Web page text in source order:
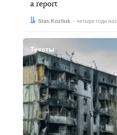
a report
Автор:
Stas Kozliuk
Дата: четыре года
Тексты